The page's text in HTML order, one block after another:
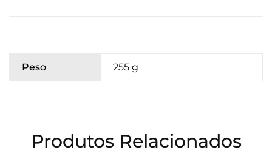
Peso 255 g
Produtos Relacionados